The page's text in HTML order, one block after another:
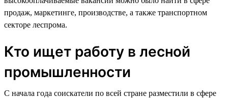
продаж, маркетинге, производстве, а также транспортном
секторе леспрома.
Кто ищет работу в лесной
промышленности
С начала года соискатели по всей стране разместили в сфере